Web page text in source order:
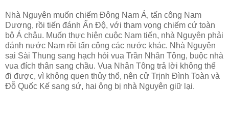
Nhà Nguyên muốn chiếm Đông Nam Á, tấn công Nam
Dương, rồi tiến đánh Ấn Độ, với tham vọng chiếm cứ toàn
bộ Á châu. Muốn thực hiện cuộc Nam tiến, nhà Nguyên phải
đánh nước Nam rồi tấn công các nước khác. Nhà Nguyên
sai Sài Thung sang hạch hỏi vua Trần Nhân Tông, buộc nhà
vua đích thân sang chầu. Vua Nhân Tông trả lời không thể
đi được, vì không quen thủy thổ, nên cử Trịnh Đình Toàn và
Đỗ Quốc Kế sang sứ, hai ông bị nhà Nguyên giữ lại.